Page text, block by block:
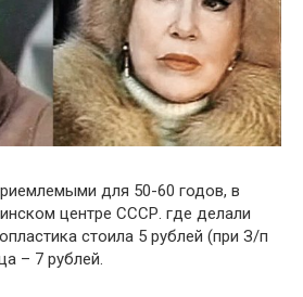
для 50-60 годов, в
центре СССР. где делали
стоила 5 рублей (при З/п
– 7 рублей.